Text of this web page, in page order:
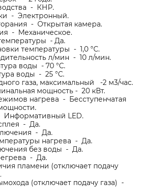
- КНР.
- Электронный.
- Открытая камера.
- Механическое.
- Да.
температуры - 1,0 °С.
л/мин - 10 л/мин.
воды - 70 °С.
воды - 25 °С.
газа, максимальный -2 м3/час.
мощность - 20 кВт.
нагрева - Бесступенчатая
Информативный LED.
- Да.
- Да.
нагрева - Да.
без воды - Да.
- Да.
пламени (отключает подачу
(отключает подачу газа) -